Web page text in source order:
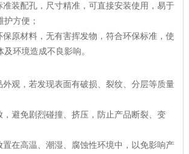
准装配孔，尺寸精准，可直接安装使用，易于
方便；
原材料，无有害挥发物，符合环保标准，使
环境造成不良影响。
外观，若发现表面有破损、裂纹、分层等质量
，避免剧烈碰撞、挤压，防止产品断裂、变
在高温、潮湿、腐蚀性环境中，以免影响产